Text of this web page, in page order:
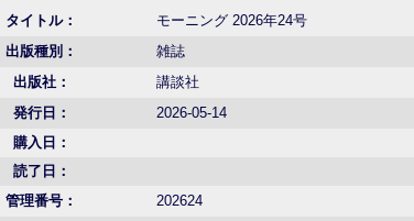
タイトル：
モーニング 2026年24号
出版種別：
雑誌
出版社：
講談社
発行日：
2026-05-14
購入日：
読了日：
管理番号：
202624